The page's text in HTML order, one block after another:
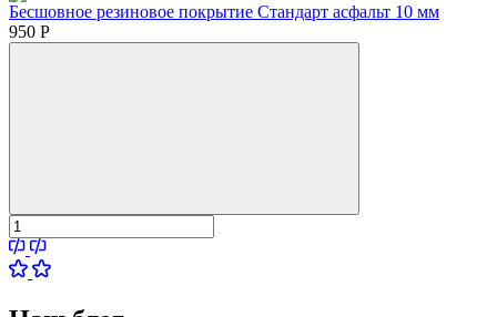
Бесшовное резиновое покрытие Стандарт асфальт 10 мм
950 Р